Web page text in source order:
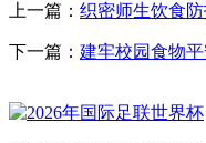
上一篇： 织密师生饮食防
下一篇： 建牢校园食物